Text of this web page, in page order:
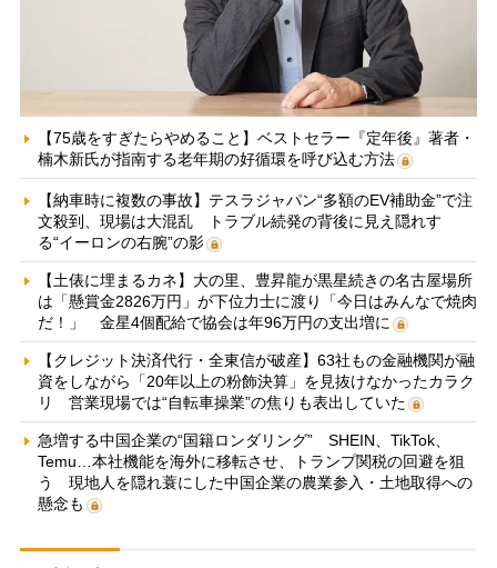
【75歳をすぎたらやめること】ベストセラー『定年後』著者・
楠木新氏が指南する老年期の好循環を呼び込む方法
【納車時に複数の事故】テスラジャパン“多額のEV補助金”で注
文殺到、現場は大混乱 トラブル続発の背後に見え隠れす
る“イーロンの右腕”の影
【土俵に埋まるカネ】大の里、豊昇龍が黒星続きの名古屋場所
は「懸賞金2826万円」が下位力士に渡り「今日はみんなで焼肉
だ！」 金星4個配給で協会は年96万円の支出増に
【クレジット決済代行・全東信が破産】63社もの金融機関が融
資をしながら「20年以上の粉飾決算」を見抜けなかったカラク
リ 営業現場では“自転車操業”の焦りも表出していた
急増する中国企業の“国籍ロンダリング” SHEIN、TikTok、
Temu…本社機能を海外に移転させ、トランプ関税の回避を狙
う 現地人を隠れ蓑にした中国企業の農業参入・土地取得への
懸念も